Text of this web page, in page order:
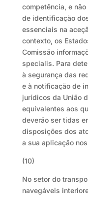
competência, e
de identificação
essenciais na
contexto, os
Comissão
specialis. Para
à segurança das
e à notificação de
jurídicos da União
equivalentes aos
deverão ser tidas
disposições dos
a sua aplicação
(10)
No setor do
navegáveis